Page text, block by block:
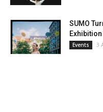
SUMO
Events 3